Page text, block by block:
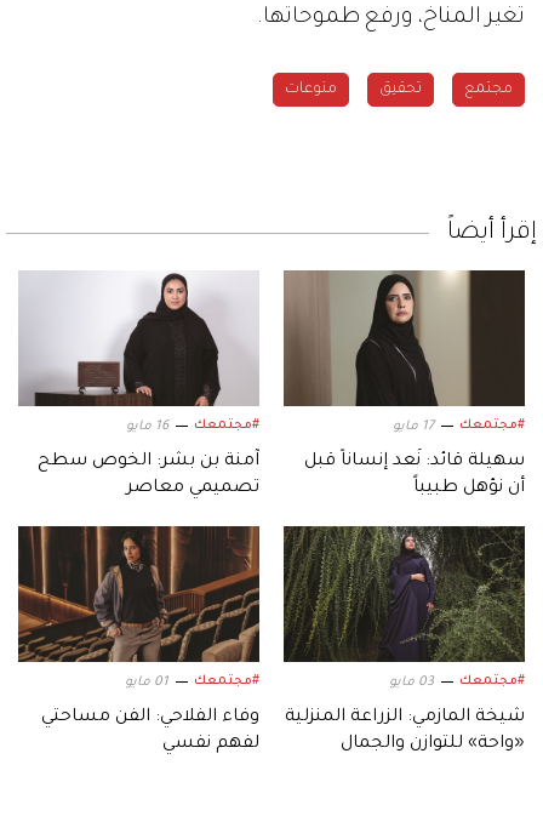
تغير المناخ، ورفع طموحاتها.
مجتمع تحقيق منوعات
إقرأ أيضاً
#مجتمعك 17 مايو
سهيلة قائد: نُعد إنساناً قبل
أن نؤهل طبيباً
#مجتمعك 16 مايو
آمنة بن بشر: الخوص سطح
تصميمي معاصر
#مجتمعك 03 مايو
شيخة المازمي: الزراعة المنزلية
«واحة» للتوازن والجمال
#مجتمعك 01 مايو
وفاء الفلاحي: الفن مساحتي
لفهم نفسي